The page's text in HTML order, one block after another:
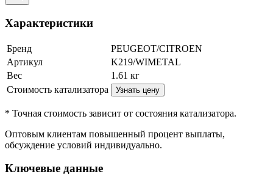
Характеристики
Бренд
PEUGEOT/CITROEN
Артикул
K219/WIMETAL
Вес
1.61 кг
Стоимость катализатора
Узнать цену
* Точная стоимость зависит от состояния катализатора.
Оптовым клиентам повышенный процент выплаты,
обсуждение условий индивидуально.
Ключевые данные